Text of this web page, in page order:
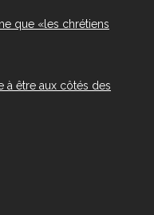
que «les chrétiens
à être aux côtés des